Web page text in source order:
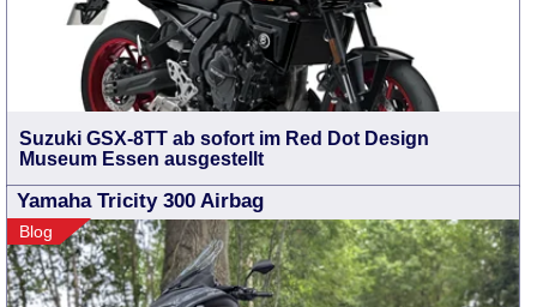
Suzuki GSX-8TT ab sofort im Red Dot Design
Museum Essen ausgestellt
Yamaha Tricity 300 Airbag
Blog